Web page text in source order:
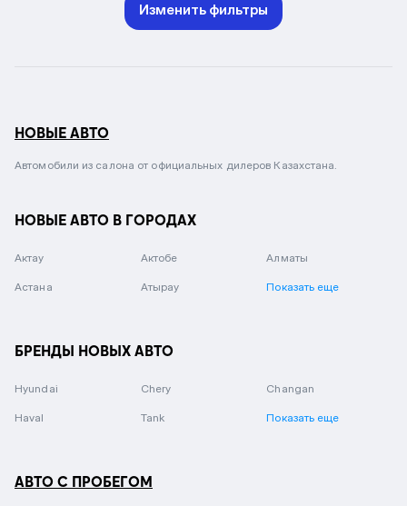
Изменить фильтры
НОВЫЕ АВТО
Автомобили из салона от официальных дилеров Казахстана.
НОВЫЕ АВТО В ГОРОДАХ
Актау Актобе Алматы
Астана Атырау Показать еще
БРЕНДЫ НОВЫХ АВТО
Hyundai Chery Changan
Haval Tank Показать еще
АВТО С ПРОБЕГОМ